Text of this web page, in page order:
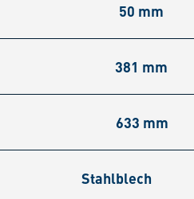
50 mm
381 mm
633 mm
Stahlblech